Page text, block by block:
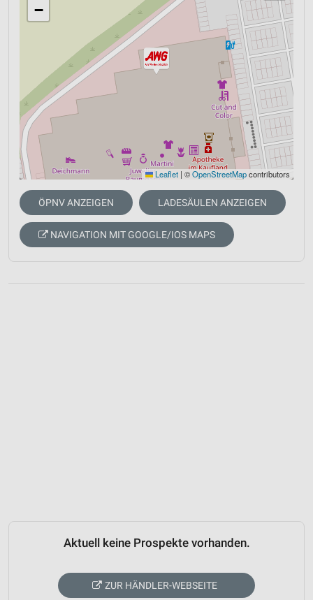
−
Leaflet | ©OpenStreetMapcontributors
ÖPNV ANZEIGEN LADESÄULEN ANZEIGEN
NAVIGATION MIT GOOGLE/IOS MAPS
Aktuell keine Prospekte vorhanden.
ZUR HÄNDLER-WEBSEITE